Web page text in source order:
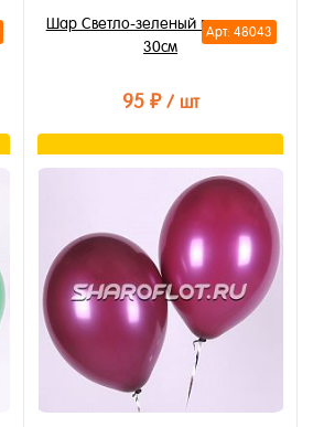
Арт: 48043
Шар Светло-зеленый перламутр
30см
95 ₽ / шт
Подписаться
Купить в 1 клик
В избранное
Недоступно